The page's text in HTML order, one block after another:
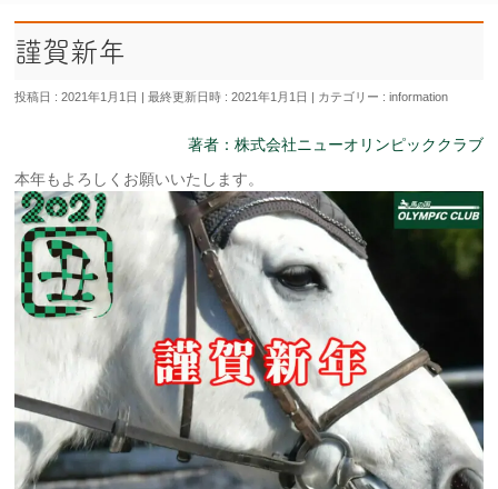
謹賀新年
投稿日 : 2021年1月1日 最終更新日時 : 2021年1月1日 カテゴリー :information
著者：株式会社ニューオリンピッククラブ
本年もよろしくお願いいたします。